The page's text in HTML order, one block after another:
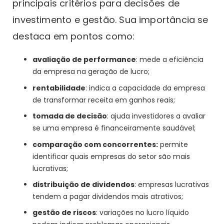
principais critérios para decisões de
investimento e gestão. Sua importância se
destaca em pontos como:
avaliação de performance: mede a eficiência
da empresa na geração de lucro;
rentabilidade: indica a capacidade da empresa
de transformar receita em ganhos reais;
tomada de decisão: ajuda investidores a avaliar
se uma empresa é financeiramente saudável;
comparação com concorrentes: permite
identificar quais empresas do setor são mais
lucrativas;
distribuição de dividendos: empresas lucrativas
tendem a pagar dividendos mais atrativos;
gestão de riscos: variações no lucro líquido